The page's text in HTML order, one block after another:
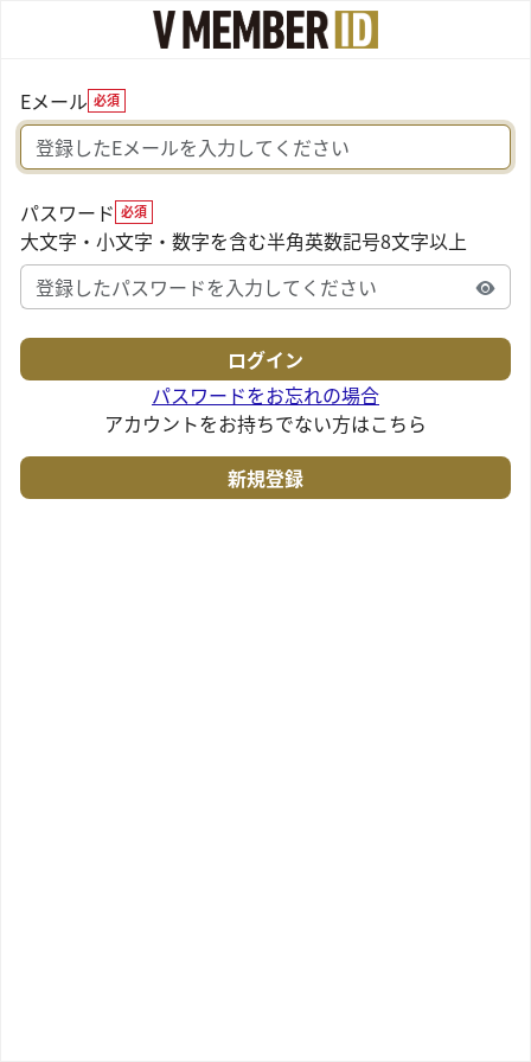
Eメール 必須
パスワード 必須
大文字・小文字・数字を含む半角英数記号8文字以上
パスワードをお忘れの場合
アカウントをお持ちでない方はこちら
新規登録